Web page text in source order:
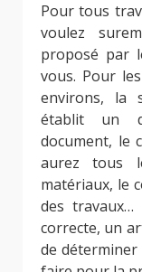
Pour tous
voulez
proposé par
vous. Pour
environs, la
établit un
document, le
aurez tous
matériaux, le
des
correcte, un
de